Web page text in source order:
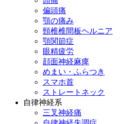
偏頭痛
顎の痛み
頸椎椎間板ヘルニア
顎関節症
眼精疲労
顔面神経麻痺
めまい・ふらつき
スマホ首
ストレートネック
自律神経系
三叉神経痛